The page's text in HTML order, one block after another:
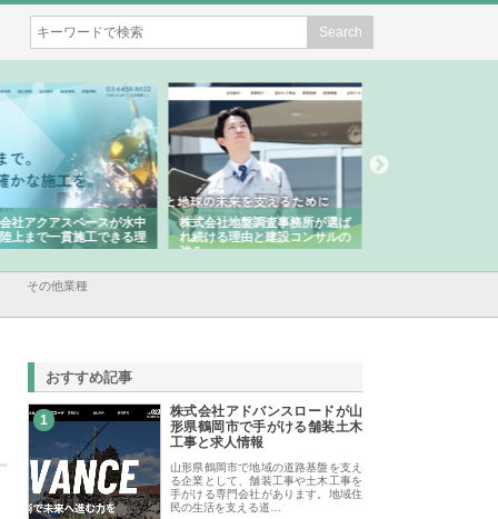
社アクアスペースが水中
上まで一貫施工できる理
株式会社地盤調査事務所が選ば
れ続ける理由と建設コンサルの
強み
その他業種
おすすめ記事
1
株式会社アドバンスロードが山
形県鶴岡市で手がける舗装土木
工事と求人情報
山形県鶴岡市で地域の道路基盤を支え
る企業として、舗装工事や土木工事を
手がける専門会社があります。地域住
民の生活を支える道…